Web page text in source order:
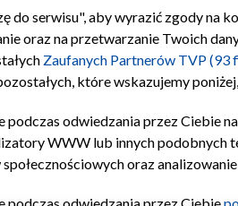
Regulamin TVP
do serwisu", aby wyrazić zgody na
oraz na przetwarzanie Twoich
Zaufanych Partnerów TVP (93
które wskazujemy
podczas odwiedzania przez Ciebie
WWW lub innych podobnych
oraz